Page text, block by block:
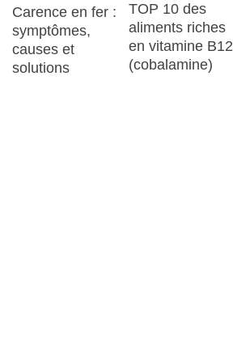
Carence en fer :
symptômes,
causes et
solutions
TOP 10 des
aliments riches
en vitamine B12
(cobalamine)